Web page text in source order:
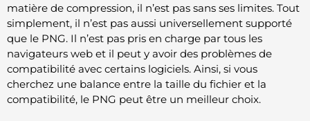
matière de compression, il n’est pas sans ses limites. Tout
simplement, il n’est pas aussi universellement supporté
que le PNG. Il n’est pas pris en charge par tous les
navigateurs web et il peut y avoir des problèmes de
compatibilité avec certains logiciels. Ainsi, si vous
cherchez une balance entre la taille du fichier et la
compatibilité, le PNG peut être un meilleur choix.